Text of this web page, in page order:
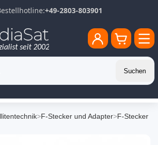
+49-2803-803901
Suchen
>F-Stecker und Adapter>F-Stecker